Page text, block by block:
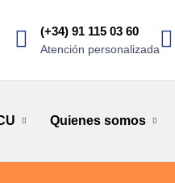
(+34) 91 115 03 60
Atención personalizada
Quienes somos